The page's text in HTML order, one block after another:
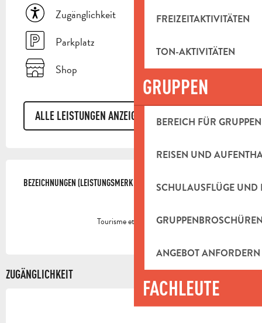
FREIZEITAKTIVITÄTEN
TON-AKTIVITÄTEN
GRUPPEN
BEREICH FÜR GRUPPEN
REISEN UND
SCHULAUSFLÜGE UND
ANGEBOT ANFORDERN
FACHLEUTE
Zugänglichkeit
Parkplatz
Shop
ALLE LEISTUNGEN ANZEIGEN
BEZEICHNUNGEN (LEISTUNGSMERKMALE)
BEZEICHNUNGEN (LEISTUNGSMERKMALE)
Tourisme et handicap
ZUGÄNGLICHKEIT